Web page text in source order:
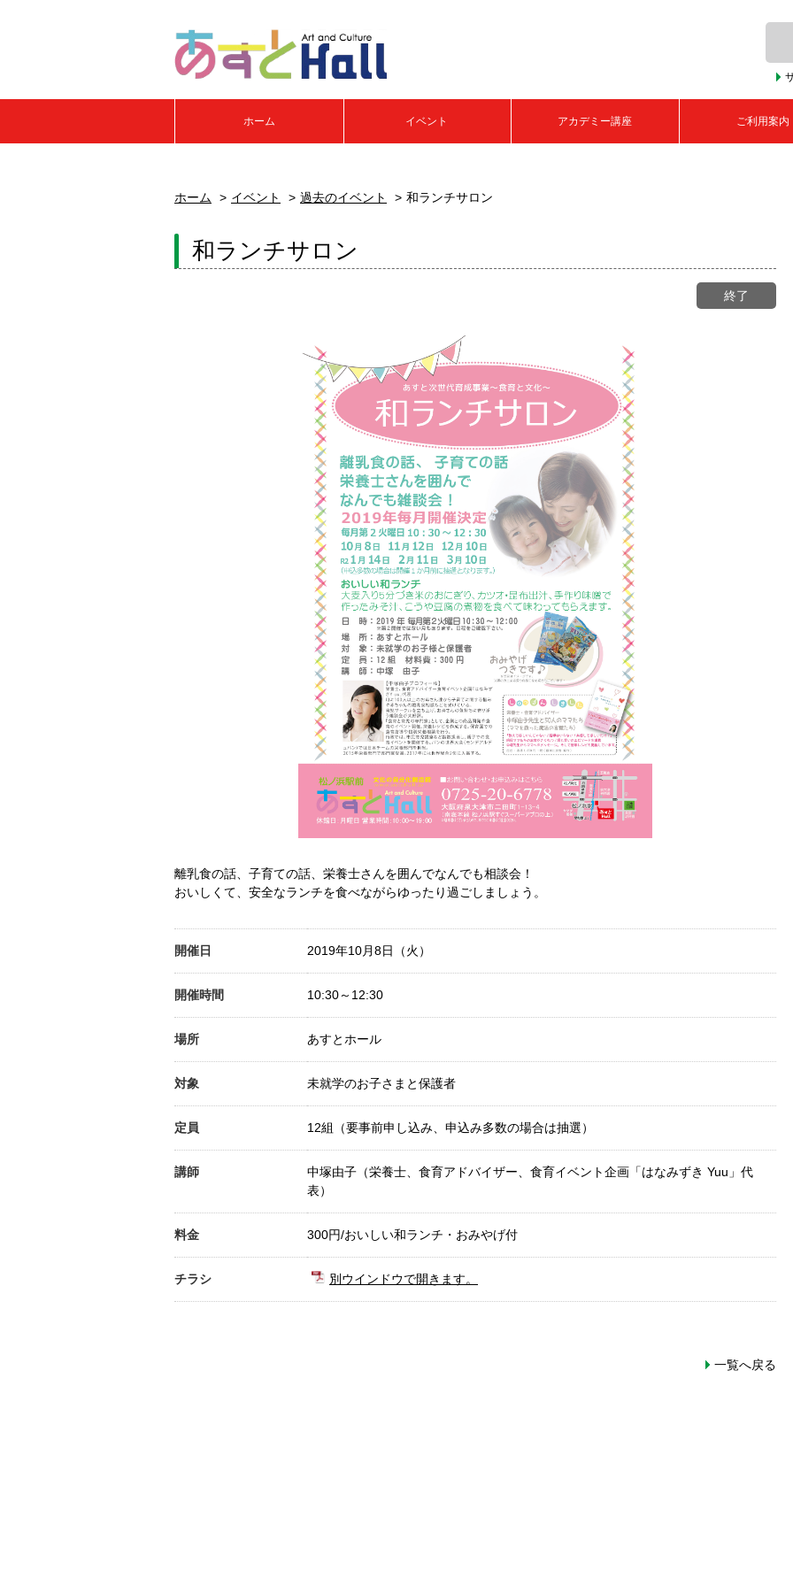
ホーム イベント アカデミー講座 ご利用案内
ホーム イベント 過去のイベント 和ランチサロン
和ランチサロン
終了
離乳食の話、子育ての話、栄養士さんを囲んでなんでも相談会！
おいしくて、安全なランチを食べながらゆったり過ごしましょう。
開催日 2019年10月8日（火）
開催時間 10:30～12:30
場所 あすとホール
対象 未就学のお子さまと保護者
定員 12組（要事前申し込み、申込み多数の場合は抽選）
講師
中塚由子（栄養士、食育アドバイザー、食育イベント企画「はなみずき Yuu」代
表）
料金 300円/おいしい和ランチ・おみやげ付
チラシ 別ウインドウで開きます。
一覧へ戻る